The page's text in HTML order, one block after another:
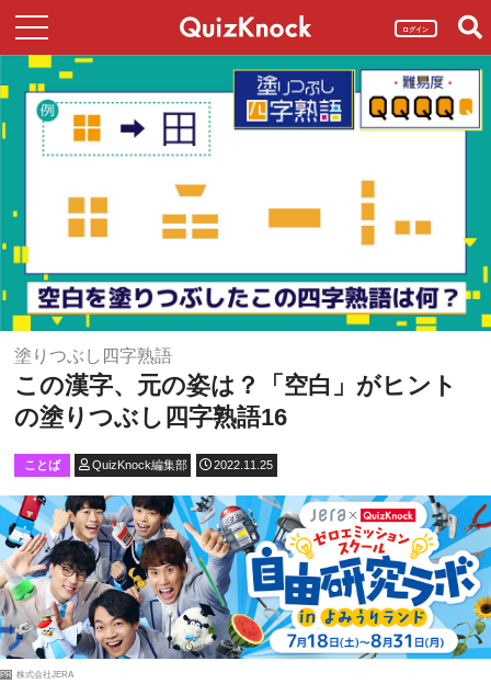
ログイン
塗りつぶし四字熟語
この漢字、元の姿は？「空白」がヒント
の塗りつぶし四字熟語16
ことば QuizKnock編集部 2022.11.25
PR 株式会社JERA